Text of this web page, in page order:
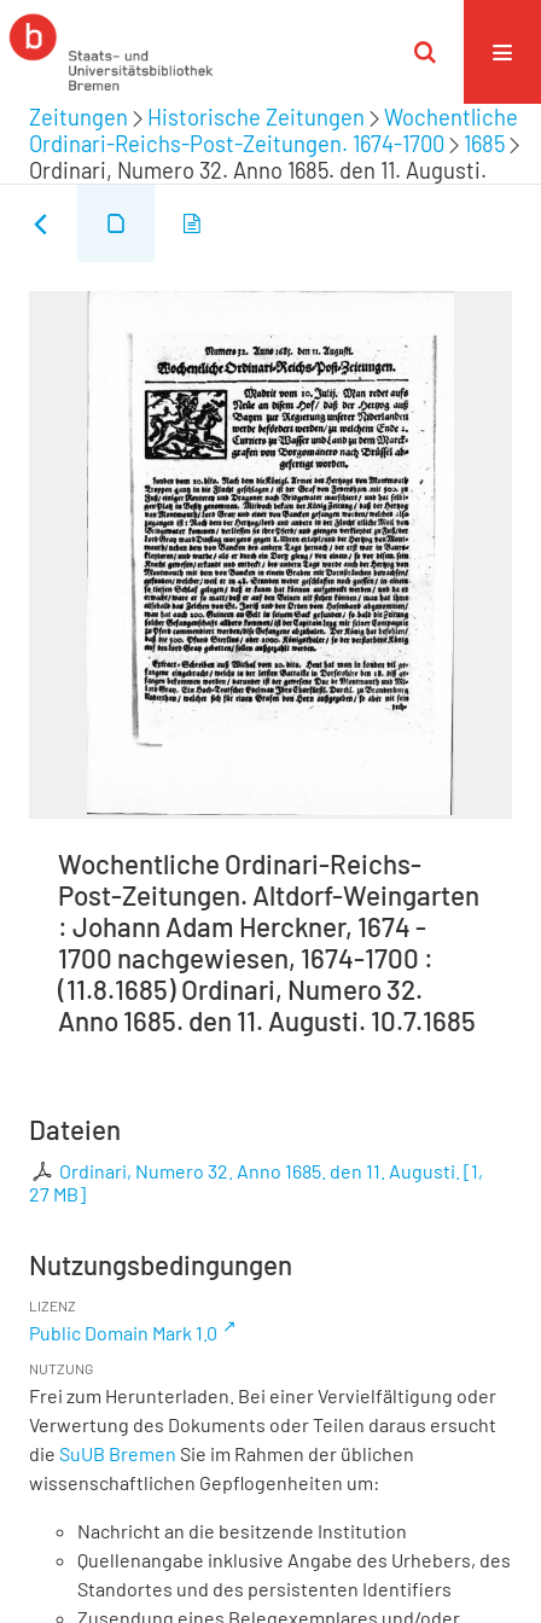
Zeitungen Historische Zeitungen
Wochentliche
Ordinari-Reichs-Post-Zeitungen. 1674-1700
1685
Ordinari, Numero 32. Anno 1685. den 11. Augusti.
Wochentliche Ordinari-Reichs-
Post-Zeitungen. Altdorf-Weingarten
: Johann Adam Herckner, 1674 -
1700 nachgewiesen, 1674-1700 :
(11.8.1685) Ordinari, Numero 32.
Anno 1685. den 11. Augusti. 10.7.1685
Dateien
Ordinari, Numero 32. Anno 1685. den 11. Augusti. [1,
27 MB]
Nutzungsbedingungen
LIZENZ
Public Domain Mark 1.0
NUTZUNG
Frei zum Herunterladen. Bei einer Vervielfältigung oder
Verwertung des Dokuments oder Teilen daraus ersucht
die SuUB Bremen Sie im Rahmen der üblichen
wissenschaftlichen Gepflogenheiten um:
Nachricht an die besitzende Institution
Quellenangabe inklusive Angabe des Urhebers, des
Standortes und des persistenten Identifiers
Zusendung eines Belegexemplares und/oder